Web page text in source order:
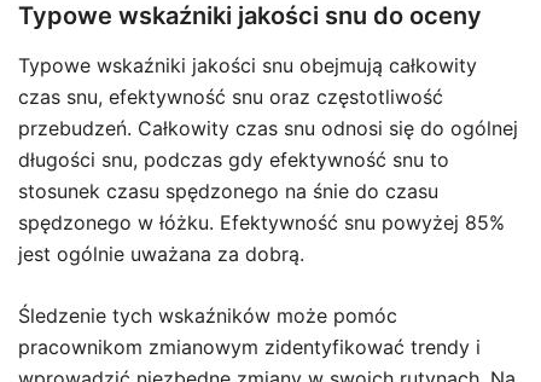
Typowe wskaźniki jakości snu do oceny
Typowe wskaźniki jakości snu obejmują całkowity
czas snu, efektywność snu oraz częstotliwość
przebudzeń. Całkowity czas snu odnosi się do ogólnej
długości snu, podczas gdy efektywność snu to
stosunek czasu spędzonego na śnie do czasu
spędzonego w łóżku. Efektywność snu powyżej 85%
jest ogólnie uważana za dobrą.
Śledzenie tych wskaźników może pomóc
pracownikom zmianowym zidentyfikować trendy i